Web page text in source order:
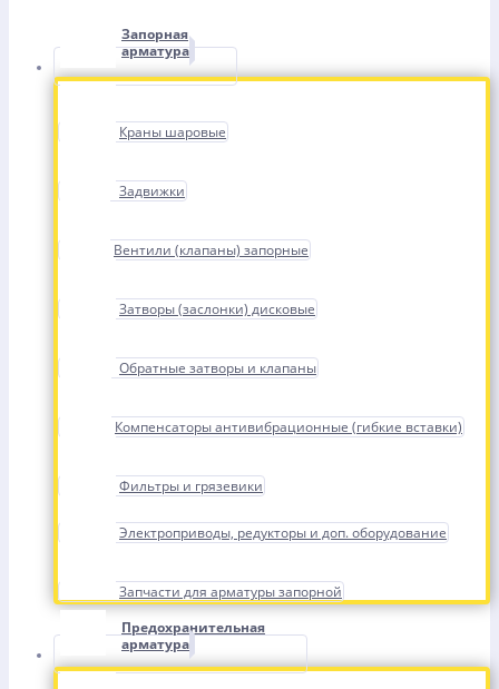
Запорная
арматура
Краны шаровые
Задвижки
Вентили (клапаны) запорные
Затворы (заслонки) дисковые
Обратные затворы и клапаны
Компенсаторы антивибрационные (гибкие вставки)
Фильтры и грязевики
Электроприводы, редукторы и доп. оборудование
Запчасти для арматуры запорной
Предохранительная
арматура